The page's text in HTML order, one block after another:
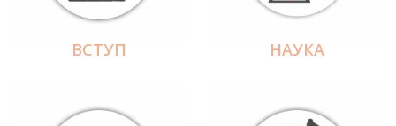
ВСТУП НАУКА